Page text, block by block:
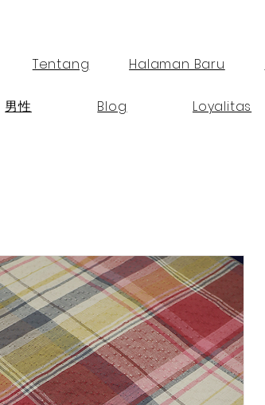
Tentang Halaman Baru
男性 Blog Loyalitas